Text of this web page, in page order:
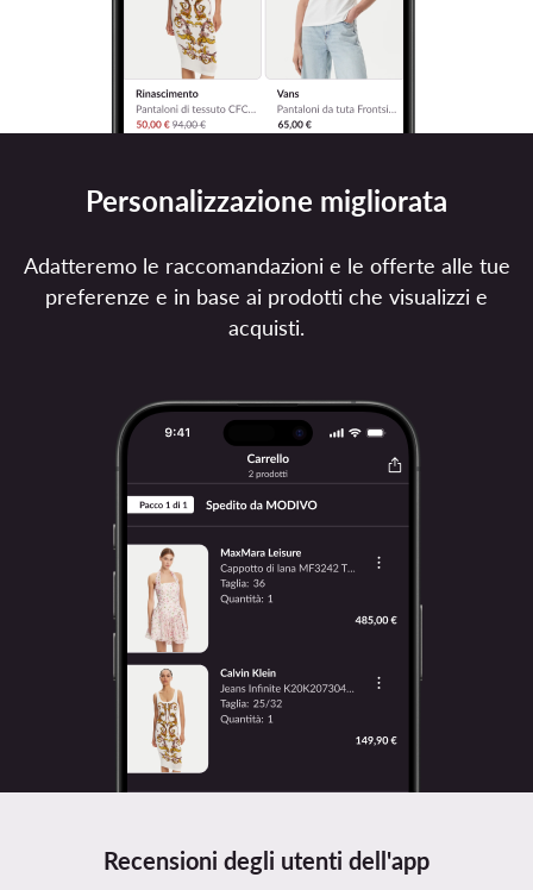
Recensioni degli utenti dell'app
Personalizzazione migliorata
Adatteremo le raccomandazioni e le offerte alle tue
preferenze e in base ai prodotti che visualizzi e
acquisti.